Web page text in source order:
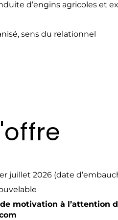
d’engins agricoles et
sens du relationnel
juillet 2026 (date
motivation à l’attention